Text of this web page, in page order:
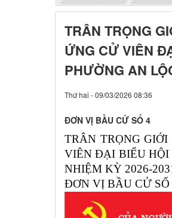
TRÂN TRỌNG
ỨNG CỬ VIÊN
PHƯỜNG AN
Thứ hai - 09/03/2026 08:36
ĐƠN VỊ BẦU CỬ SỐ 4
TRÂN TRỌNG
VIÊN ĐẠI BIỂU HỘI
NHIỆM KỲ 2026-
ĐƠN VỊ BẦU CỬ SỐ